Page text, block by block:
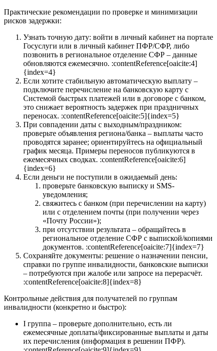
Практические рекомендации по проверке и минимизации
рисков задержки:
Узнать точную дату: войти в личный кабинет на портале
Госуслуги или в личный кабинет ПФР/СФР, либо
позвонить в региональное отделение СФР – данные
обновляются ежемесячно. :contentReference[oaicite:4]
{index=4}
Если хотите стабильную автоматическую выплату –
подключите перечисление на банковскую карту с
Системой быстрых платежей или в договоре с банком,
это снижает вероятность задержек при праздничных
переносах. :contentReference[oaicite:5]{index=5}
При совпадении даты с выходным/праздником:
проверьте объявления региона/банка – выплаты часто
проводятся заранее; ориентируйтесь на официальный
график месяца. Примеры переносов публикуются в
ежемесячных сводках. :contentReference[oaicite:6]
{index=6}
Если деньги не поступили в ожидаемый день:
проверьте банковскую выписку и SMS-
уведомления;
свяжитесь с банком (при перечислении на карту)
или с отделением почты (при получении через
«Почту России»);
при отсутствии результата – обращайтесь в
региональное отделение СФР с выпиской/копиями
документов. :contentReference[oaicite:7]{index=7}
Сохраняйте документы: решение о назначении пенсии,
справки по группе инвалидности, банковские выписки
– потребуются при жалобе или запросе на перерасчёт.
:contentReference[oaicite:8]{index=8}
Контрольные действия для получателей по группам
инвалидности (конкретно и быстро):
I группа – проверьте дополнительно, есть ли
ежемесячные доплаты/фиксированные выплаты и даты
их перечисления (информация в решении ПФР).